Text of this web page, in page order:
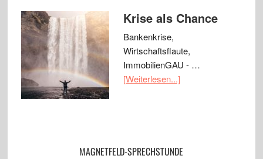
Krise als Chance
Bankenkrise,
Wirtschaftsflaute,
ImmobilienGAU - …
[Weiterlesen...]
MAGNETFELD-SPRECHSTUNDE